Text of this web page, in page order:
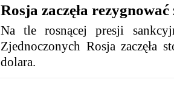
Rosja zaczęła
Na tle rosnącej presji
Zjednoczonych Rosja zaczęła
dolara.